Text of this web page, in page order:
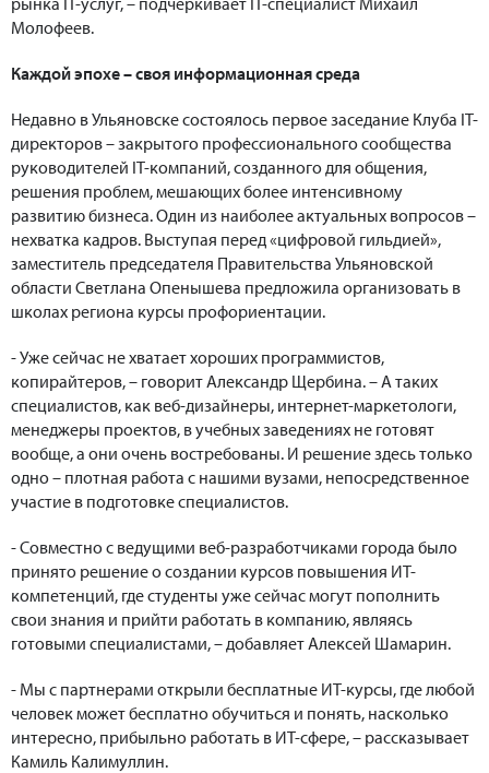
Молофеев.
Каждой эпохе – своя информационная среда
Недавно в Ульяновске состоялось первое заседание Клуба IT-
директоров – закрытого профессионального сообщества
руководителей IT-компаний, созданного для общения,
решения проблем, мешающих более интенсивному
развитию бизнеса. Один из наиболее актуальных вопросов –
нехватка кадров. Выступая перед «цифровой гильдией»,
заместитель председателя Правительства Ульяновской
области Светлана Опенышева предложила организовать в
школах региона курсы профориентации.
- Уже сейчас не хватает хороших программистов,
копирайтеров, – говорит Александр Щербина. – А таких
специалистов, как веб-дизайнеры, интернет-маркетологи,
менеджеры проектов, в учебных заведениях не готовят
вообще, а они очень востребованы. И решение здесь только
одно – плотная работа с нашими вузами, непосредственное
участие в подготовке специалистов.
- Совместно с ведущими веб-разработчиками города было
принято решение о создании курсов повышения ИТ-
компетенций, где студенты уже сейчас могут пополнить
свои знания и прийти работать в компанию, являясь
готовыми специалистами, – добавляет Алексей Шамарин.
- Мы с партнерами открыли бесплатные ИТ-курсы, где любой
человек может бесплатно обучиться и понять, насколько
интересно, прибыльно работать в ИТ-сфере, – рассказывает
Камиль Калимуллин.